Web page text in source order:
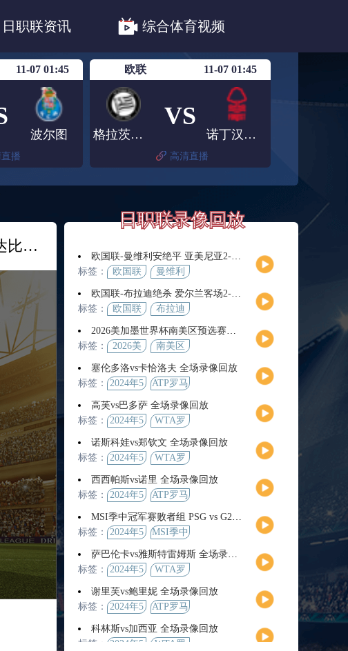
日职联资讯 综合体育视频
11-07 01:45
波尔图
播
欧联 11-07 01:45
格拉茨风暴
VS
诺丁汉森林
高清直播
贝雷达比历克
日职联录像回放
欧国联-曼维利安绝平 亚美尼亚2-2法罗群岛
标签：
欧国联
曼维利
欧国联-布拉迪绝杀 爱尔兰客场2-1逆转芬兰
标签：
欧国联 布拉迪
2026美加墨世界杯南美区预选赛第9轮全场集锦
标签：
2026美
界杯
南美区
塞伦多洛vs卡恰洛夫 全场录像回放
标签：
2024年5
ATP罗马
男单第3
轮
高芙vs巴多萨 全场录像回放
标签：
2024年5
WTA罗
赛女单
第4轮
诺斯科娃vs郑钦文 全场录像回放
标签：
2024年5
WTA罗
赛女单
第3轮
西西帕斯vs诺里 全场录像回放
标签：
2024年5
ATP罗马
男单第3
轮
MSI季中冠军赛败者组 PSG vs G2 全场录像回放
标签：
2024年5
MSI季中
败者组
萨巴伦卡vs雅斯特雷姆斯 全场录像回放
标签：
2024年5
WTA罗
赛女单
第3轮
谢里芙vs鲍里妮 全场录像回放
标签：
2024年5
ATP罗马
女单第2
轮
科林斯vs加西亚 全场录像回放
标签：
2024年5
WTA罗